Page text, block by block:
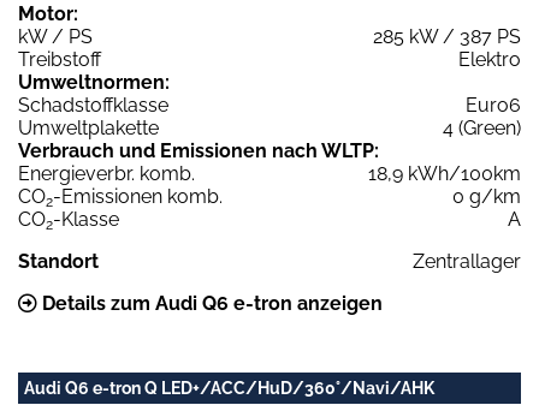
Motor:
kW / PS
285 kW / 387 PS
Treibstoff
Elektro
Umweltnormen:
Schadstoffklasse
Euro6
Umweltplakette
4 (Green)
Verbrauch und Emissionen nach WLTP:
Energieverbr. komb.
18,9 kWh/100km
CO2-Emissionen komb.
0 g/km
CO2-Klasse
A
Standort
Zentrallager
Details zum Audi Q6 e-tron anzeigen
Audi Q6 e-tron Q LED+/ACC/HuD/360°/Navi/AHK